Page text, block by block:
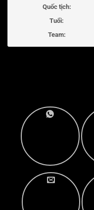
Quốc tịch:
Tuổi:
Team: